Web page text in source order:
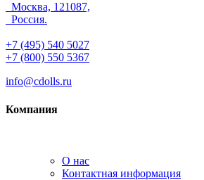
Москва, 121087,
Россия.
+7 (495) 540 5027
+7 (800) 550 5367
info@cdolls.ru
Компания
О нас
Контактная информация